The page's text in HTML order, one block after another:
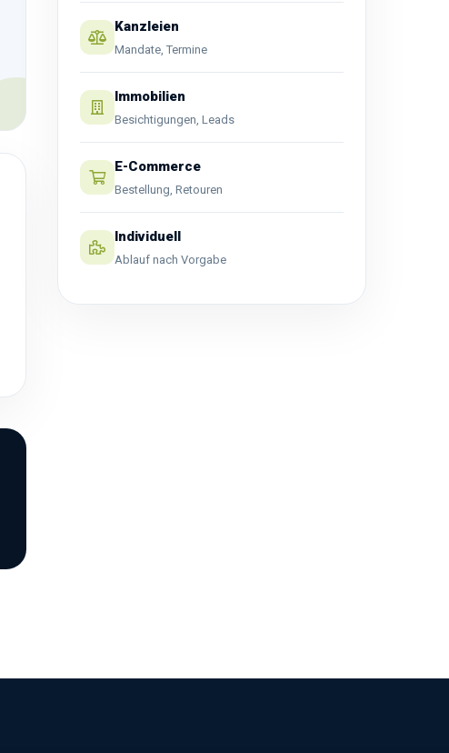
Kanzleien
Mandate, Termine
Immobilien
Besichtigungen, Leads
E-Commerce
Bestellung, Retouren
Individuell
Ablauf nach Vorgabe